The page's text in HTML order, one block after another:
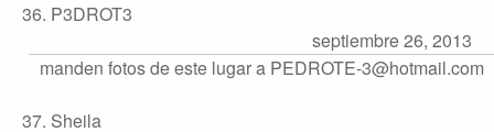
36. P3DROT3
septiembre 26, 2013
manden fotos de este lugar a PEDROTE-3@hotmail.com
37. Sheila